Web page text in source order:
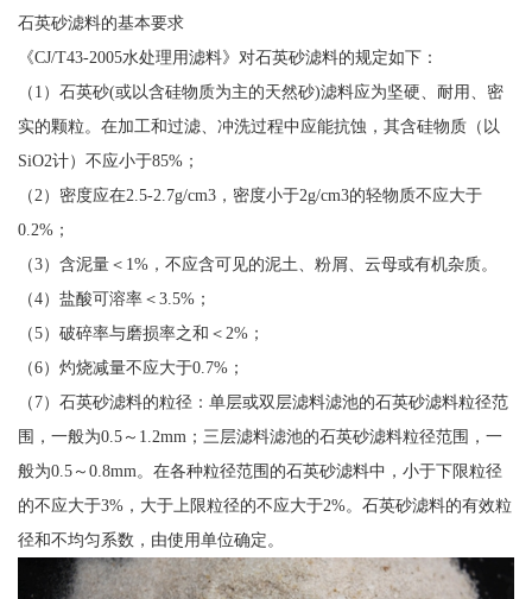
石英砂滤料的基本要求
《CJ/T43-2005水处理用滤料》对石英砂滤料的规定如下：
（1）石英砂(或以含硅物质为主的天然砂)滤料应为坚硬、耐用、密
实的颗粒。在加工和过滤、冲洗过程中应能抗蚀，其含硅物质（以
SiO2计）不应小于85%；
（2）密度应在2.5-2.7g/cm3，密度小于2g/cm3的轻物质不应大于
0.2%；
（3）含泥量＜1%，不应含可见的泥土、粉屑、云母或有机杂质。
（4）盐酸可溶率＜3.5%；
（5）破碎率与磨损率之和＜2%；
（6）灼烧减量不应大于0.7%；
（7）石英砂滤料的粒径：单层或双层滤料滤池的石英砂滤料粒径范
围，一般为0.5～1.2mm；三层滤料滤池的石英砂滤料粒径范围，一
般为0.5～0.8mm。在各种粒径范围的石英砂滤料中，小于下限粒径
的不应大于3%，大于上限粒径的不应大于2%。石英砂滤料的有效粒
径和不均匀系数，由使用单位确定。